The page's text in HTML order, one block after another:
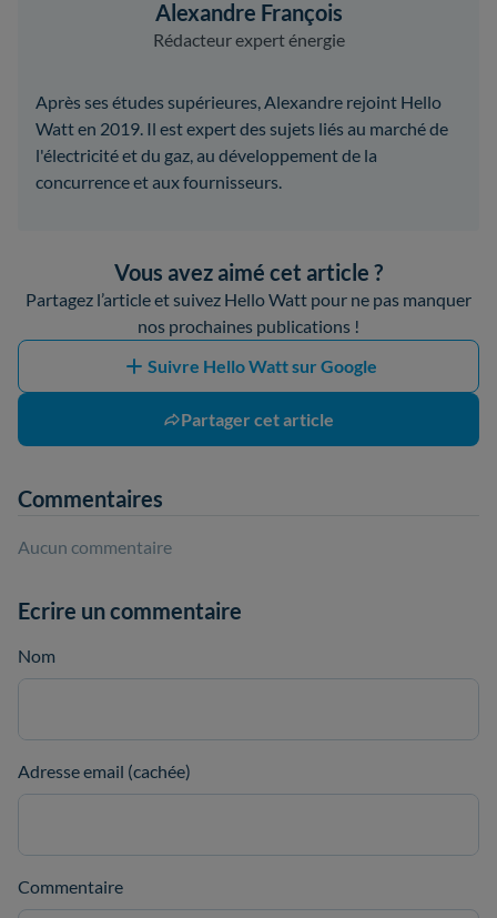
Alexandre François
Rédacteur expert énergie
Après ses études supérieures, Alexandre rejoint Hello
Watt en 2019. Il est expert des sujets liés au marché de
l'électricité et du gaz, au développement de la
concurrence et aux fournisseurs.
Vous avez aimé cet article ?
Partagez l’article et suivez Hello Watt pour ne pas manquer
nos prochaines publications !
Suivre Hello Watt sur Google
Partager cet article
Commentaires
Aucun commentaire
Ecrire un commentaire
Nom
Adresse email (cachée)
Commentaire